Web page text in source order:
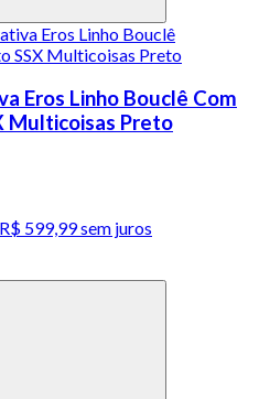
Eros Linho Bouclê Com
Multicoisas Preto
599,99 sem juros